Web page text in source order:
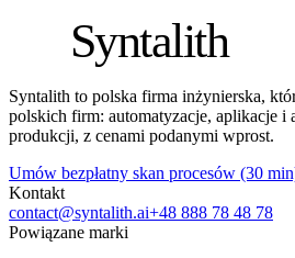
Syntalith
Syntalith to polska firma inżynierska,
polskich firm: automatyzacje, aplikacje i
produkcji, z cenami podanymi wprost.
Umów bezpłatny skan procesów (30
Kontakt
contact@syntalith.ai+48 888 78 48 78
Powiązane marki